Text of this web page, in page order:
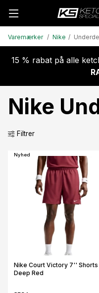
Varemærker Nike
15 % rabat på alle
Nike
Filtrer
Nyhed
Nike Court Victory 7'' Shorts
Deep Red